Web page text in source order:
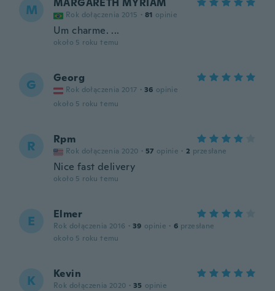
M MARGARETH MYRIAM
Rok dołączenia 2015 · 81 opinie
Um charme. ...
około 5 roku temu
G Georg
Rok dołączenia 2017 · 36 opinie
około 5 roku temu
R Rpm
Rok dołączenia 2020 · 57 opinie · 2 przesłane
Nice fast delivery
około 5 roku temu
E Elmer
Rok dołączenia 2016 · 39 opinie · 6 przesłane
około 5 roku temu
K Kevin
Rok dołączenia 2020 · 35 opinie